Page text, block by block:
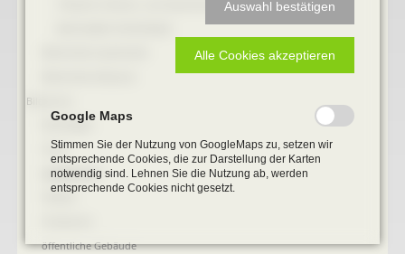
100 Jahre Heimat- und Geschichtsverein Beckum
Bildarchiv
Briefbögen
Fotos
Landkarten
Plakate
öffentliche Gebäude
Auswahl bestätigen
Alle Cookies akzeptieren
Google Maps
Stimmen Sie der Nutzung von GoogleMaps zu, setzen wir
entsprechende Cookies, die zur Darstellung der Karten
notwendig sind. Lehnen Sie die Nutzung ab, werden
entsprechende Cookies nicht gesetzt.